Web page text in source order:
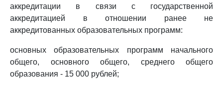
аккредитации в связи с государственной
аккредитацией в отношении ранее не
аккредитованных образовательных программ:
основных образовательных программ начального
общего, основного общего, среднего общего
образования - 15 000 рублей;